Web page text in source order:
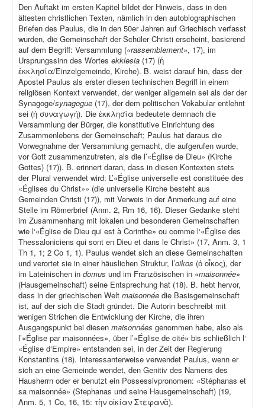
Den Auftakt im ersten Kapitel bildet der Hinweis, dass in den
ältesten christlichen Texten, nämlich in den autobiographischen
Briefen des Paulus, die in den 50er Jahren auf Griechisch verfasst
wurden, die Gemeinschaft der Schüler Christi erscheint, basierend
auf dem Begriff: Versammlung («rassemblement», 17), im
Ursprungssinn des Wortes ekklesia (17) (ἡ
ἐκκλησία/Einzelgemeinde, Kirche). B. weist darauf hin, dass der
Apostel Paulus als erster diesen technischen Begriff in einem
religiösen Kontext verwendet, der weniger allgemein sei als der der
Synagoge/synagogue (17), der dem politischen Vokabular entlehnt
sei (ἡ συναγωγή). Die ἐκκλησία bedeutete demnach die
Versammlung der Bürger, die konstitutive Einrichtung des
Zusammenlebens der Gemeinschaft; Paulus hat daraus die
Vorwegnahme der Versammlung gemacht, die aufgerufen wurde,
vor Gott zusammenzutreten, als die l’«Église de Dieu» (Kirche
Gottes) (17)). B. erinnert daran, dass in diesen Kontexten stets
der Plural verwendet wird: L’«Église universelle est constituée des
«Églises du Christ»» (die universelle Kirche besteht aus
Gemeinden Christi (17)), mit Verweis in der Anmerkung auf eine
Stelle im Römerbrief (Anm. 2, Rm 16, 16). Dieser Gedanke steht
im Zusammenhang mit lokalen und besonderen Gemeinschaften
wie l‘«Église de Dieu qui est à Corinthe» ou comme l‘«Église des
Thessaloniciens qui sont en Dieu et dans le Christ» (17, Anm. 3, 1
Th 1, 1; 2 Co 1, 1). Paulus wendet sich an diese Gemeinschaften
und verortet sie in einer häuslichen Struktur, l’oikos (ὁ οἶκος), der
im Lateinischen in domus und im Französischen in «maisonnée»
(Hausgemeinschaft) seine Entsprechung hat (18). B. hebt hervor,
dass in der griechischen Welt maisonnée die Basisgemeinschaft
ist, auf der sich die Stadt gründet. Die Autorin beschreibt mit
wenigen Strichen die Entwicklung der Kirche, die ihren
Ausgangspunkt bei diesen maisonnées genommen habe, also als
l’«Église par maisonnées», über l’«Église de cité» bis schließlich l‘
«Église d‘Empire» entstanden sei, in der Zeit der Regierung
Konstantins (18). Interessanterweise verwendet Paulus, wenn er
sich an eine Gemeinde wendet, den Genitiv des Namens des
Hausherrn oder er benutzt ein Possessivpronomen: «Stéphanas et
sa maisonnée» (Stephanas und seine Hausgemeinschaft) (19,
Anm. 5, 1 Co, 16, 15: τὴν οἰκίαν Στεφανᾶ).